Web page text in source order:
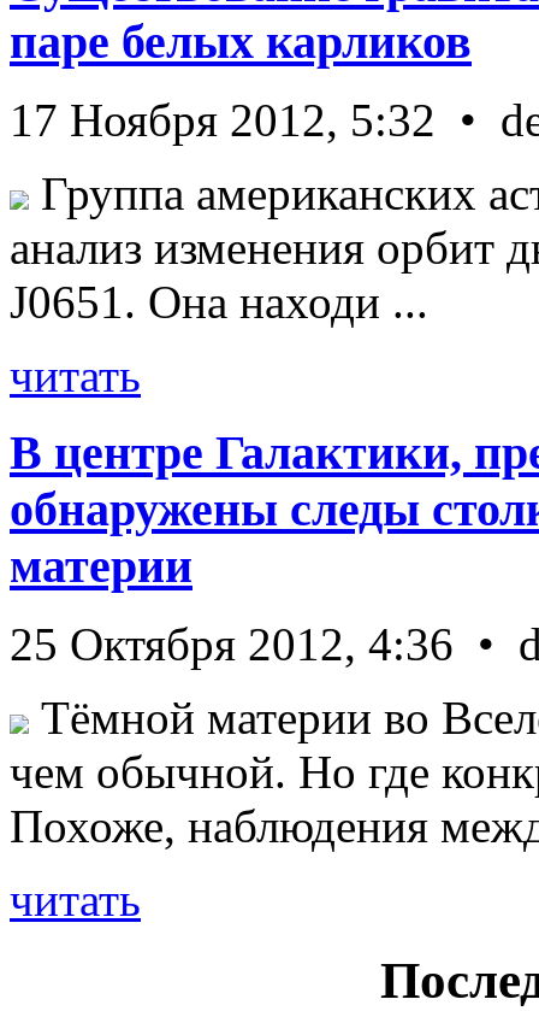
паре белых карликов
17 Ноября 2012, 5:32 •
Группа американских
анализ изменения орбит
J0651. Она находи ...
читать
В центре Галактики,
обнаружены следы
материи
25 Октября 2012, 4:36 •
Тёмной материи во
чем обычной. Но где
Похоже, наблюдения
читать